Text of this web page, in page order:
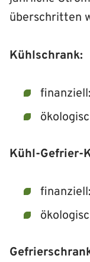
überschritten
Kühlschrank:
Kühl-Gefrier-